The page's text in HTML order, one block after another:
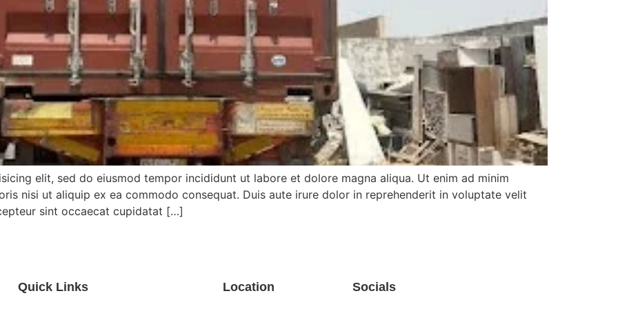
elit, sed do eiusmod tempor incididunt ut labore et dolore magna aliqua. Ut enim ad minim
nisi ut aliquip ex ea commodo consequat. Duis aute irure dolor in reprehenderit in voluptate velit
sint occaecat cupidatat […]
Quick Links Location Socials